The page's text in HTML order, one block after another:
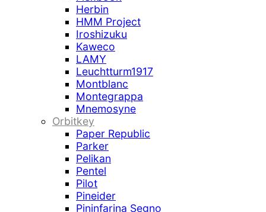
Herbin
HMM Project
Iroshizuku
Kaweco
LAMY
Leuchtturm1917
Montblanc
Montegrappa
Mnemosyne
Orbitkey
Paper Republic
Parker
Pelikan
Pentel
Pilot
Pineider
Pininfarina Segno